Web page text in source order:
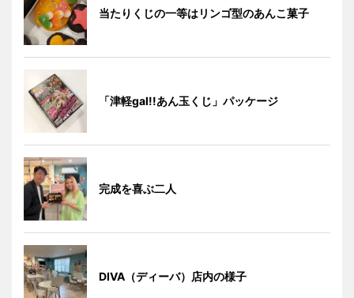
当たりくじの一等はリンゴ型のあんこ菓子
「津軽gal!!あん玉くじ」パッケージ
完成を喜ぶ二人
DIVA（ディーバ）店内の様子